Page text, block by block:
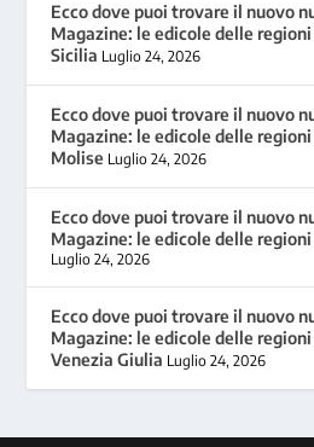
Ecco dove puoi trovare il nuovo
Magazine: le edicole delle
Sicilia Luglio 24, 2026
Ecco dove puoi trovare il nuovo
Magazine: le edicole delle
Molise Luglio 24, 2026
Ecco dove puoi trovare il nuovo
Magazine: le edicole delle
Luglio 24, 2026
Ecco dove puoi trovare il nuovo
Magazine: le edicole delle
Venezia Giulia Luglio 24, 2026